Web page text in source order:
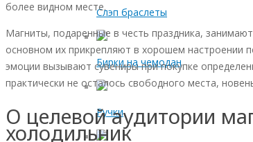
Слэп браслеты
Бирки на чемодан
Ручки
более видном месте.
Магниты, подаренные в честь праздника,
основном их прикрепляют в хорошем настроении
эмоции вызывают сувениры при покупке
практически не осталось свободного места,
О целевой аудитории
холодильник